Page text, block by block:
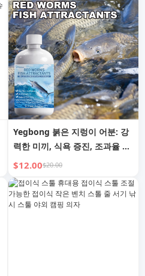
Yegbong 붉은 지렁이 어분: 강
력한 미끼, 식욕 증진, 조과율 향
상
$12.00$20.00